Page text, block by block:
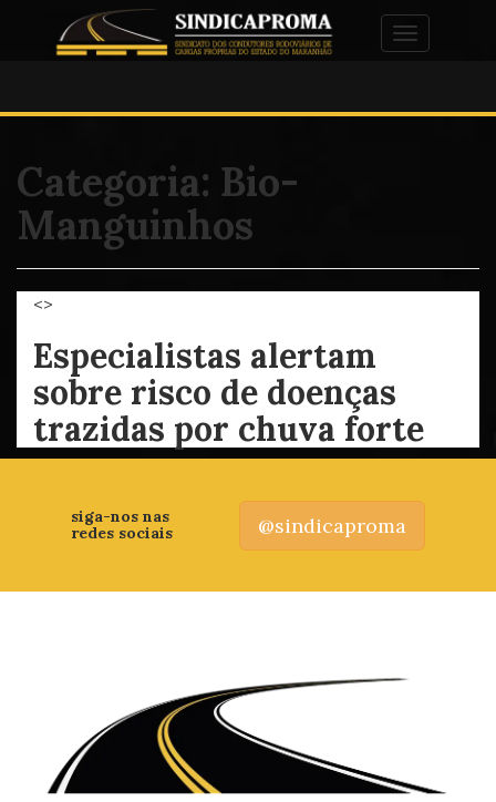
Alternar
Categoria: Bio-
Manguinhos
<>
Especialistas alertam
sobre risco de doenças
trazidas por chuva forte
siga-nos nas
redes sociais
@sindicaproma